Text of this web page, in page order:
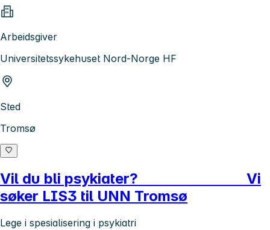
Arbeidsgiver
Universitetssykehuset Nord-Norge HF
Sted
Tromsø
Vil du bli psykiater? Vi
søker LIS3 til UNN Tromsø
Lege i spesialisering i psykiatri